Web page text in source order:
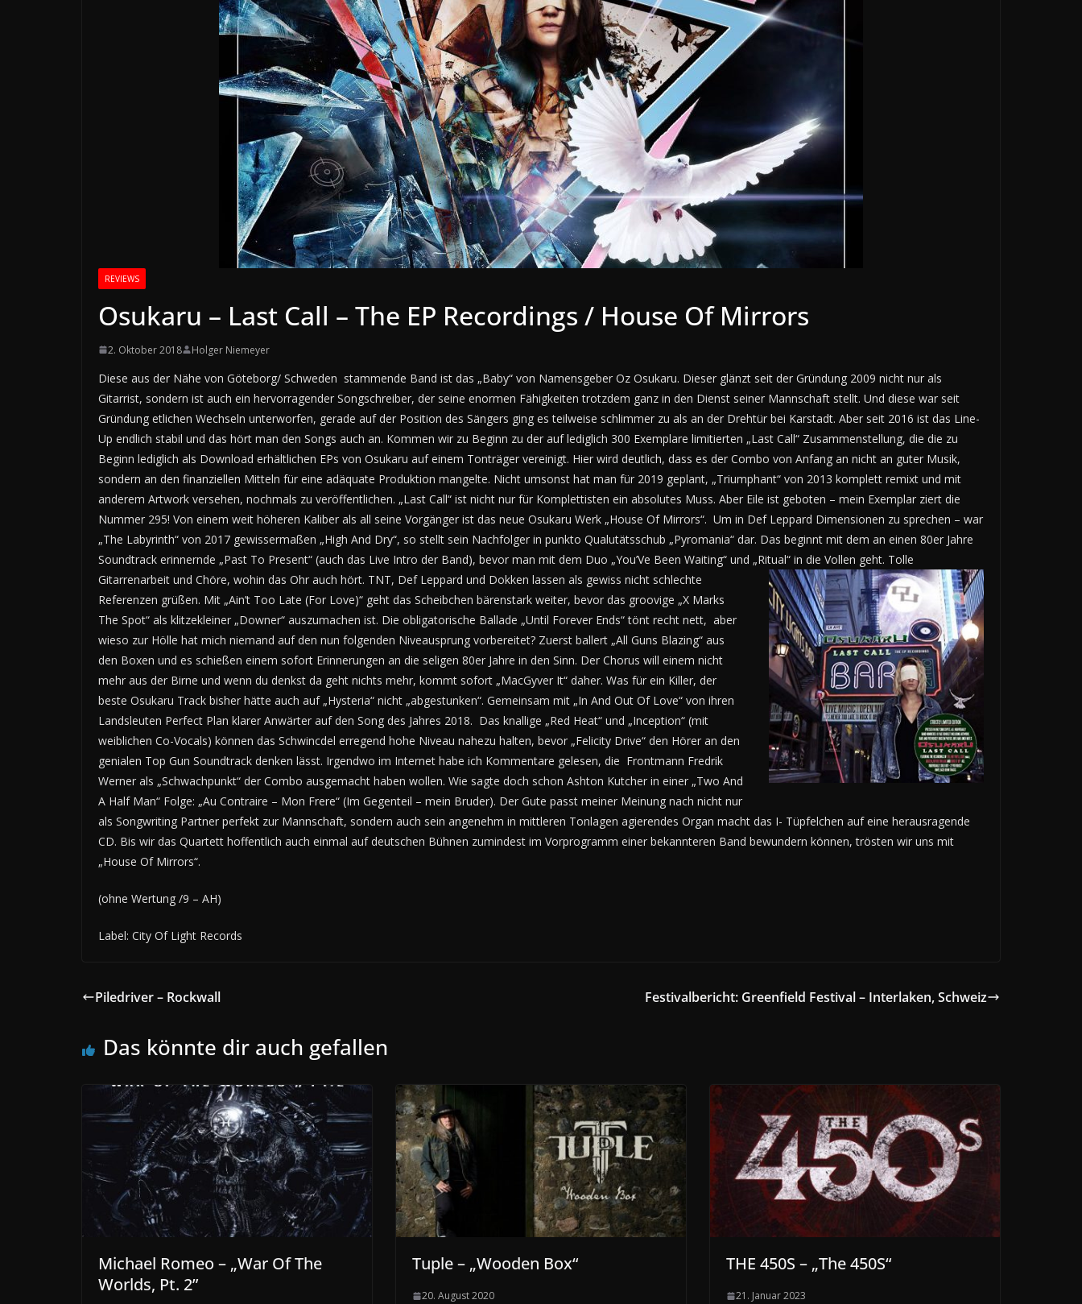
REVIEWS
Osukaru – Last Call – The EP Recordings / House Of Mirrors
2. Oktober 2018 Holger Niemeyer
Diese aus der Nähe von Göteborg/ Schweden stammende Band ist das „Baby“ von Namensgeber Oz Osukaru. Dieser glänzt seit der Gründung 2009 nicht nur als
Gitarrist, sondern ist auch ein hervorragender Songschreiber, der seine enormen Fähigkeiten trotzdem ganz in den Dienst seiner Mannschaft stellt. Und diese war seit
Gründung etlichen Wechseln unterworfen, gerade auf der Position des Sängers ging es teilweise schlimmer zu als an der Drehtür bei Karstadt. Aber seit 2016 ist das Line-
Up endlich stabil und das hört man den Songs auch an. Kommen wir zu Beginn zu der auf lediglich 300 Exemplare limitierten „Last Call“ Zusammenstellung, die die zu
Beginn lediglich als Download erhältlichen EPs von Osukaru auf einem Tonträger vereinigt. Hier wird deutlich, dass es der Combo von Anfang an nicht an guter Musik,
sondern an den finanziellen Mitteln für eine adäquate Produktion mangelte. Nicht umsonst hat man für 2019 geplant, „Triumphant“ von 2013 komplett remixt und mit
anderem Artwork versehen, nochmals zu veröffentlichen. „Last Call“ ist nicht nur für Komplettisten ein absolutes Muss. Aber Eile ist geboten – mein Exemplar ziert die
Nummer 295! Von einem weit höheren Kaliber als all seine Vorgänger ist das neue Osukaru Werk „House Of Mirrors“. Um in Def Leppard Dimensionen zu sprechen – war
„The Labyrinth“ von 2017 gewissermaßen „High And Dry“, so stellt sein Nachfolger in punkto Qualutätsschub „Pyromania“ dar. Das beginnt mit dem an einen 80er Jahre
Soundtrack erinnernde „Past To Present“ (auch das Live Intro der Band), bevor man mit dem Duo „You’Ve Been Waiting“ und „Ritual“ in die Vollen geht. Tolle
Gitarrenarbeit und Chöre, wohin das Ohr auch hört. TNT, Def Leppard und Dokken lassen als gewiss nicht schlechte
Referenzen grüßen. Mit „Ain’t Too Late (For Love)“ geht das Scheibchen bärenstark weiter, bevor das groovige „X Marks
The Spot“ als klitzekleiner „Downer“ auszumachen ist. Die obligatorische Ballade „Until Forever Ends“ tönt recht nett, aber
wieso zur Hölle hat mich niemand auf den nun folgenden Niveausprung vorbereitet? Zuerst ballert „All Guns Blazing“ aus
den Boxen und es schießen einem sofort Erinnerungen an die seligen 80er Jahre in den Sinn. Der Chorus will einem nicht
mehr aus der Birne und wenn du denkst da geht nichts mehr, kommt sofort „MacGyver It“ daher. Was für ein Killer, der
beste Osukaru Track bisher hätte auch auf „Hysteria“ nicht „abgestunken“. Gemeinsam mit „In And Out Of Love“ von ihren
Landsleuten Perfect Plan klarer Anwärter auf den Song des Jahres 2018. Das knallige „Red Heat“ und „Inception“ (mit
weiblichen Co-Vocals) können das Schwincdel erregend hohe Niveau nahezu halten, bevor „Felicity Drive“ den Hörer an den
genialen Top Gun Soundtrack denken lässt. Irgendwo im Internet habe ich Kommentare gelesen, die Frontmann Fredrik
Werner als „Schwachpunkt“ der Combo ausgemacht haben wollen. Wie sagte doch schon Ashton Kutcher in einer „Two And
A Half Man“ Folge: „Au Contraire – Mon Frere“ (Im Gegenteil – mein Bruder). Der Gute passt meiner Meinung nach nicht nur
als Songwriting Partner perfekt zur Mannschaft, sondern auch sein angenehm in mittleren Tonlagen agierendes Organ macht das I- Tüpfelchen auf eine herausragende
CD. Bis wir das Quartett hoffentlich auch einmal auf deutschen Bühnen zumindest im Vorprogramm einer bekannteren Band bewundern können, trösten wir uns mit
„House Of Mirrors“.
(ohne Wertung /9 – AH)
Label: City Of Light Records
Piledriver – Rockwall Festivalbericht: Greenfield Festival – Interlaken, Schweiz
Das könnte dir auch gefallen
Michael Romeo – „War Of The
Worlds, Pt. 2”
Tuple – „Wooden Box“
20. August 2020
THE 450S – „The 450S“
21. Januar 2023